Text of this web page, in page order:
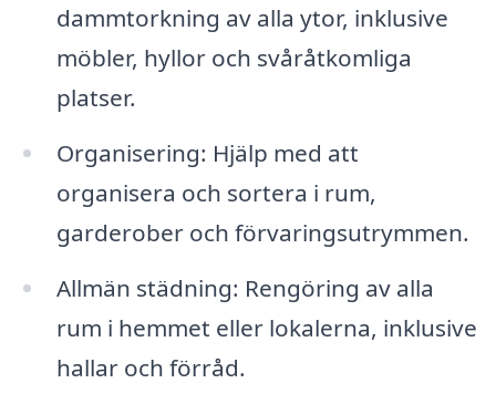
dammtorkning av alla ytor, inklusive
möbler, hyllor och svåråtkomliga
platser.
Organisering: Hjälp med att
organisera och sortera i rum,
garderober och förvaringsutrymmen.
Allmän städning: Rengöring av alla
rum i hemmet eller lokalerna, inklusive
hallar och förråd.